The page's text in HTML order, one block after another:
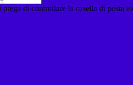
di controllare la casella di posta